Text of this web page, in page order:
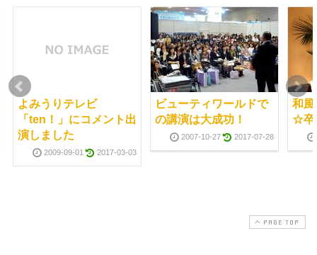
よみうりテレビ
「ten！」にコメント出
演しました
2009-09-01 2017-03-03
ビューティワールドで
の講演は大成功！
2007-10-27 2017-07-28
和
☆卒
PAGE TOP